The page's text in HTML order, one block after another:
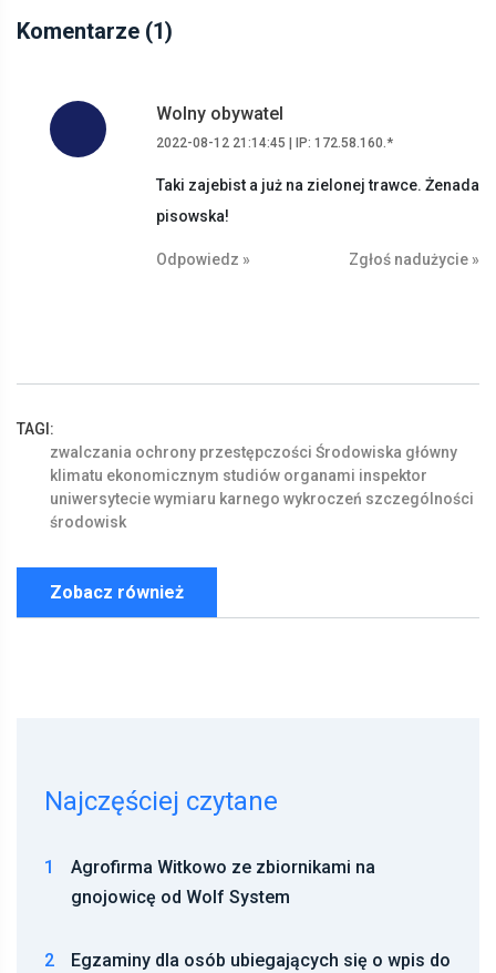
Komentarze (1)
Wolny obywatel
2022-08-12 21:14:45 | IP: 172.58.160.*
Taki zajebist a już na zielonej trawce. Żenada
pisowska!
Odpowiedz » Zgłoś nadużycie »
TAGI:
zwalczania ochrony przestępczości Środowiska główny
klimatu ekonomicznym studiów organami inspektor
uniwersyteciewymiaru karnego wykroczeń szczególności
środowisk
Zobacz również
Najczęściej czytane
1
Agrofirma Witkowo ze zbiornikami na
gnojowicę od Wolf System
2
Egzaminy dla osób ubiegających się o wpis do